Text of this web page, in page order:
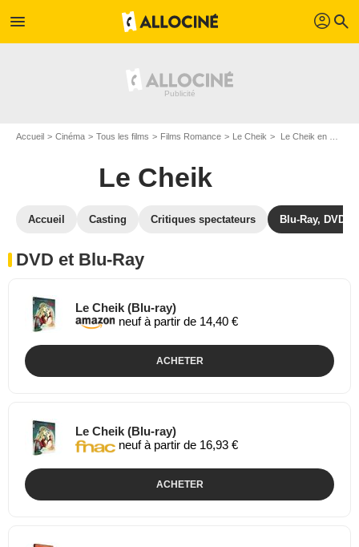
menu profil search
Accueil Cinéma Tous les films Films Romance Le Cheik Le Cheik en DVD Blu Ray
Le Cheik
Accueil Casting Critiques spectateurs Blu-Ray, DVD
DVD et Blu-Ray
Le Cheik (Blu-ray)
neuf à partir de 14,40 €
ACHETER
Le Cheik (Blu-ray)
neuf à partir de 16,93 €
ACHETER